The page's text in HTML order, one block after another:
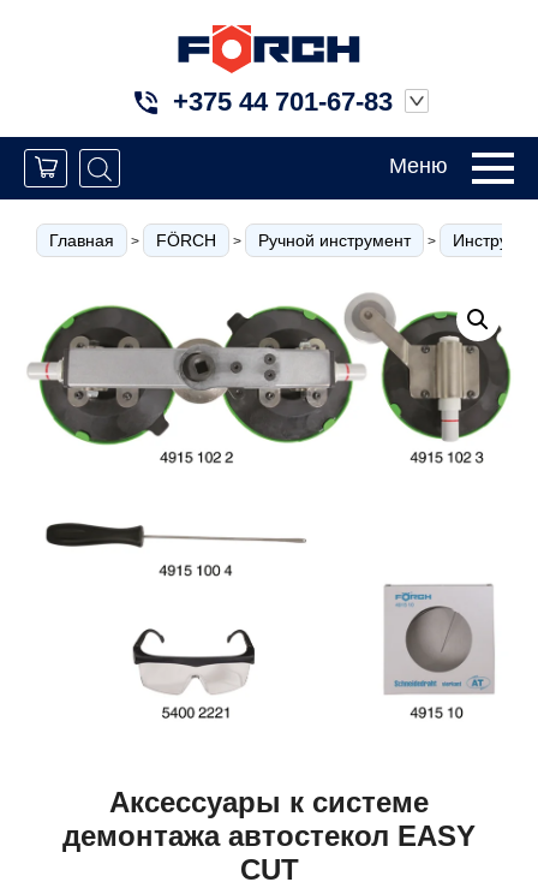
+375 44 701-67-83
Меню
Главная > FÖRCH > Ручной инструмент >
Аксессуары к системе
демонтажа автостекол EASY
CUT